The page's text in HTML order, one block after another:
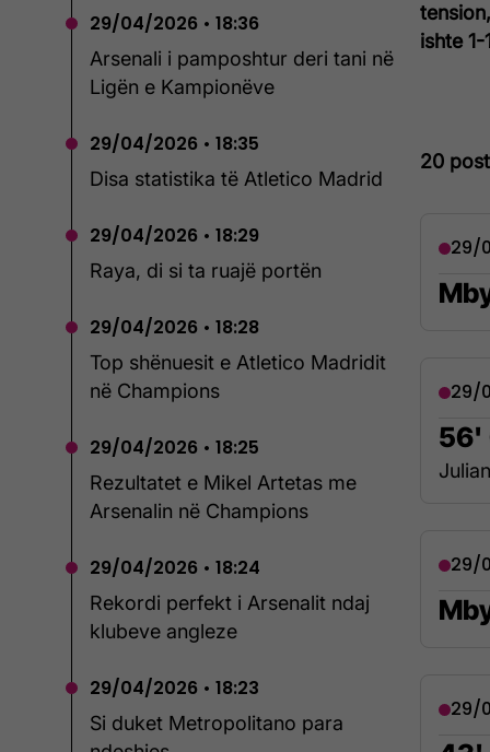
29/04/2026 • 18:36
Arsenali i pamposhtur deri tani në
Ligën e Kampionëve
29/04/2026 • 18:35
Disa statistika të Atletico Madrid
29/04/2026 • 18:29
Raya, di si ta ruajë portën
29/04/2026 • 18:28
Top shënuesit e Atletico Madridit
në Champions
29/04/2026 • 18:25
Rezultatet e Mikel Artetas me
Arsenalin në Champions
29/04/2026 • 18:24
Rekordi perfekt i Arsenalit ndaj
klubeve angleze
29/04/2026 • 18:23
Si duket Metropolitano para
ishte 1-
20
29/
29/
56'
29/
29/